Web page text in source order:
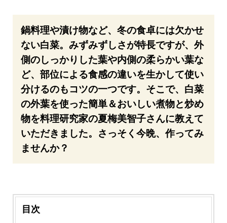
鍋料理や漬け物など、冬の食卓には欠かせ
ない白菜。みずみずしさが特長ですが、外
側のしっかりした葉や内側の柔らかい葉な
ど、部位による食感の違いを生かして使い
分けるのもコツの一つです。そこで、白菜
の外葉を使った簡単＆おいしい煮物と炒め
物を料理研究家の夏梅美智子さんに教えて
いただきました。さっそく今晩、作ってみ
ませんか？
目次